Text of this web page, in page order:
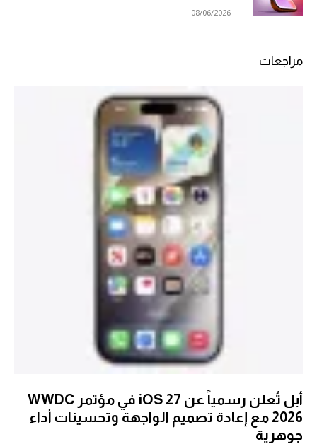
08/06/2026
مراجعات
أبل تُعلن رسمياً عن iOS 27 في مؤتمر WWDC
2026 مع إعادة تصميم الواجهة وتحسينات أداء
جوهرية